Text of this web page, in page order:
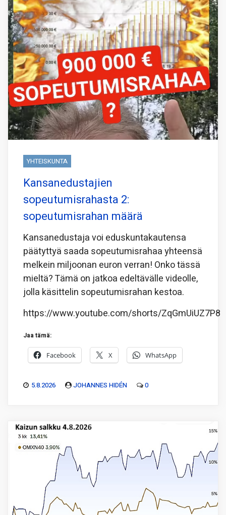
YHTEISKUNTA
Kansanedustajien
sopeutumisrahasta 2:
sopeutumisrahan määrä
Kansanedustaja voi eduskuntakautensa
päätyttyä saada sopeutumisrahaa yhteensä
melkein miljoonan euron verran! Onko tässä
mieltä? Tämä on jatkoa edeltävälle videolle,
jolla käsittelin sopeutumisrahan kestoa.
https://www.youtube.com/shorts/ZqGmUiUZ7P8
Jaa tämä:
Facebook X WhatsApp
5.8.2026 JOHANNES HIDÉN 0